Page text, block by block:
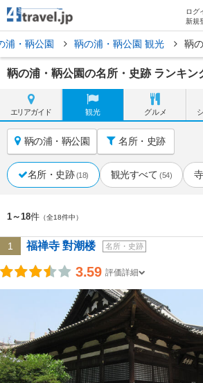
ログ
新規
浦・鞆公園 鞆の浦・鞆公園 観光 鞆
鞆の浦・鞆公園の名所・史跡 ランキン
エリアガイド 観光 グルメ
鞆の浦・鞆公園 名所・史跡
名所・史跡 (18) 観光すべて (54)
1～18件 （全18件中）
1 福禅寺 對潮楼 名所・史跡
3.59 評価詳細